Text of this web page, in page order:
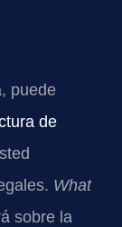
puede
de
What
sobre la